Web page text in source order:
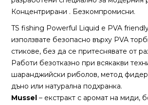
За
нас
Контакти
Поръчка
Концентрирани . Безкомпромисни.
TS fishing Powerful Liquid е PVA
използвате безопасно върху PVA
стикове, без да се притеснявате от
Работи безотказно при всякакви
шаранджийски риболов, метод
дъно или натурална подхранка.
Mussel – екстракт с аромат на миди,